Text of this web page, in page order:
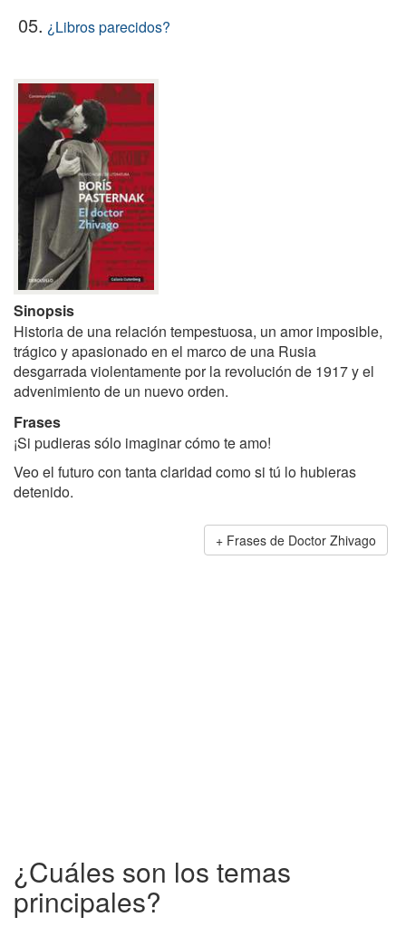
05. ¿Libros parecidos?
Sinopsis
Historia de una relación tempestuosa, un amor imposible,
trágico y apasionado en el marco de una Rusia
desgarrada violentamente por la revolución de 1917 y el
advenimiento de un nuevo orden.
Frases
¡Si pudieras sólo imaginar cómo te amo!
Veo el futuro con tanta claridad como si tú lo hubieras
detenido.
Frases de Doctor Zhivago
¿Cuáles son los temas
principales?